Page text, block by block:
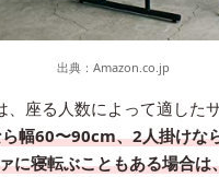
出典： Amazon.co.jp
、座る人数によって適した
幅60〜90cm、2人掛けな
に寝転ぶこともある場合